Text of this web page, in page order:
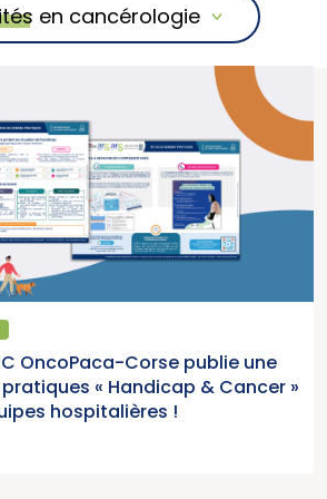
en cancérologie
OncoPaca-Corse publie une
« Handicap & Cancer »
hospitalières !